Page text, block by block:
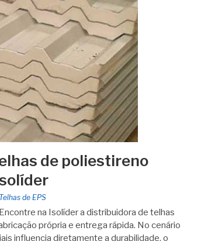
de poliestireno
Telhas de EPS
na Isolíder a distribuidora de telhas
própria e entrega rápida. No cenário
influencia diretamente a durabilidade, o